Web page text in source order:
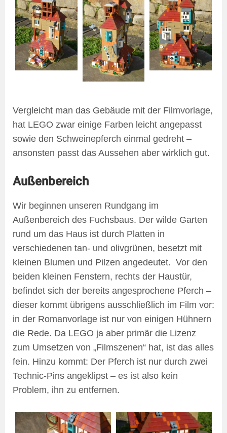
Vergleicht man das Gebäude mit der Filmvorlage,
hat LEGO zwar einige Farben leicht angepasst
sowie den Schweinepferch einmal gedreht –
ansonsten passt das Aussehen aber wirklich gut.
Außenbereich
Wir beginnen unseren Rundgang im
Außenbereich des Fuchsbaus. Der wilde Garten
rund um das Haus ist durch Platten in
verschiedenen tan- und olivgrünen, besetzt mit
kleinen Blumen und Pilzen angedeutet. Vor den
beiden kleinen Fenstern, rechts der Haustür,
befindet sich der bereits angesprochene Pferch –
dieser kommt übrigens ausschließlich im Film vor:
in der Romanvorlage ist nur von einigen Hühnern
die Rede. Da LEGO ja aber primär die Lizenz
zum Umsetzen von „Filmszenen“ hat, ist das alles
fein. Hinzu kommt: Der Pferch ist nur durch zwei
Technic-Pins angeklipst – es ist also kein
Problem, ihn zu entfernen.